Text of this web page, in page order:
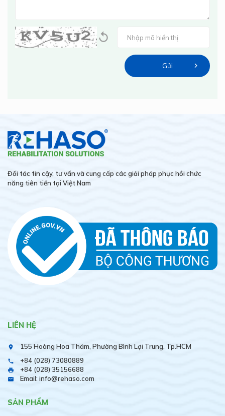
Đối tác tin cậy, tư vấn và cung cấp các giải pháp phục hồi chức
năng tiên tiến tại Việt Nam
LIÊN HỆ
place 155 Hoàng Hoa Thám, Phường Bình Lợi Trung, Tp.HCM
phone +84 (028) 73080889
print +84 (028) 35156688
email Email: info@rehaso.com
SẢN PHẨM